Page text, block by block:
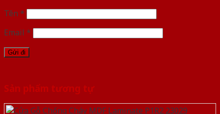
Tên *
Email *
Sản phẩm tương tự